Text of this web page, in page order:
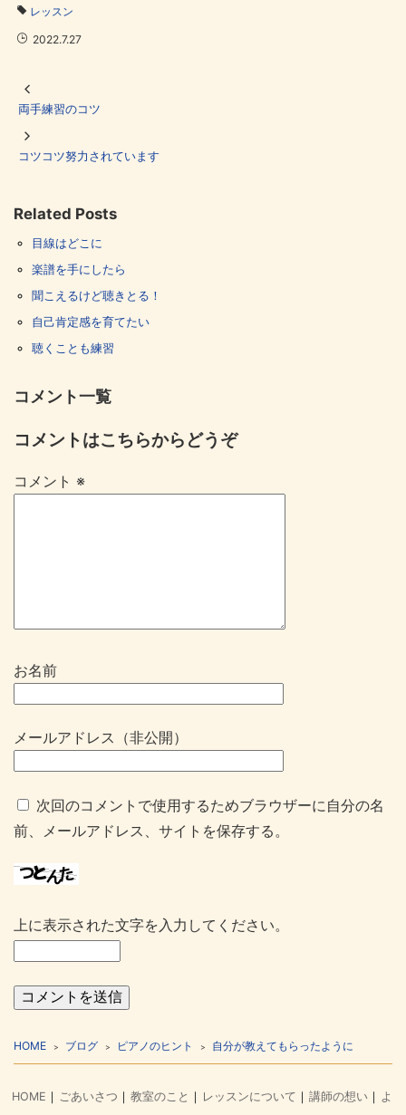
レッスン
2022.7.27
両手練習のコツ
コツコツ努力されています
Related Posts
目線はどこに
楽譜を手にしたら
聞こえるけど聴きとる！
自己肯定感を育てたい
聴くことも練習
コメント一覧
コメントはこちらからどうぞ
コメント ※
お名前
メールアドレス（非公開）
次回のコメントで使用するためブラウザーに自分の名
前、メールアドレス、サイトを保存する。
上に表示された文字を入力してください。
HOME ブログ ピアノのヒント 自分が教えてもらったように
HOME ごあいさつ 教室のこと レッスンについて 講師の想い よ